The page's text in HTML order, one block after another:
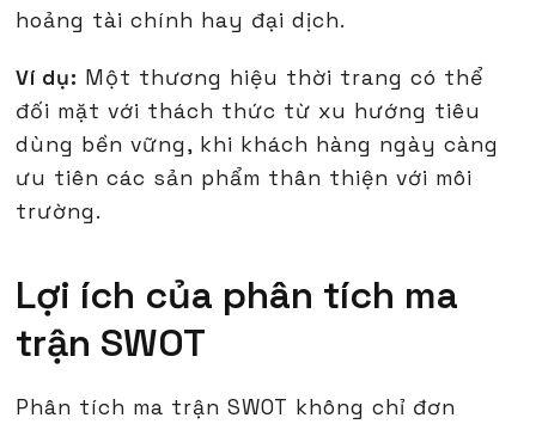
hoảng tài chính hay đại dịch.
Ví dụ: Một thương hiệu thời trang có thể
đối mặt với thách thức từ xu hướng tiêu
dùng bền vững, khi khách hàng ngày càng
ưu tiên các sản phẩm thân thiện với môi
trường.
Lợi ích của phân tích ma
trận SWOT
Phân tích ma trận SWOT không chỉ đơn